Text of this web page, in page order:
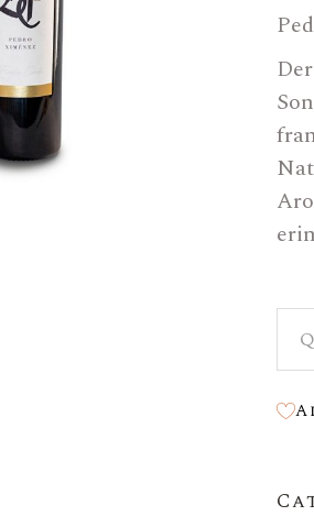
Magnumflaschen 1,5 L
Bag In Box
Weinschläuche
Zubehör